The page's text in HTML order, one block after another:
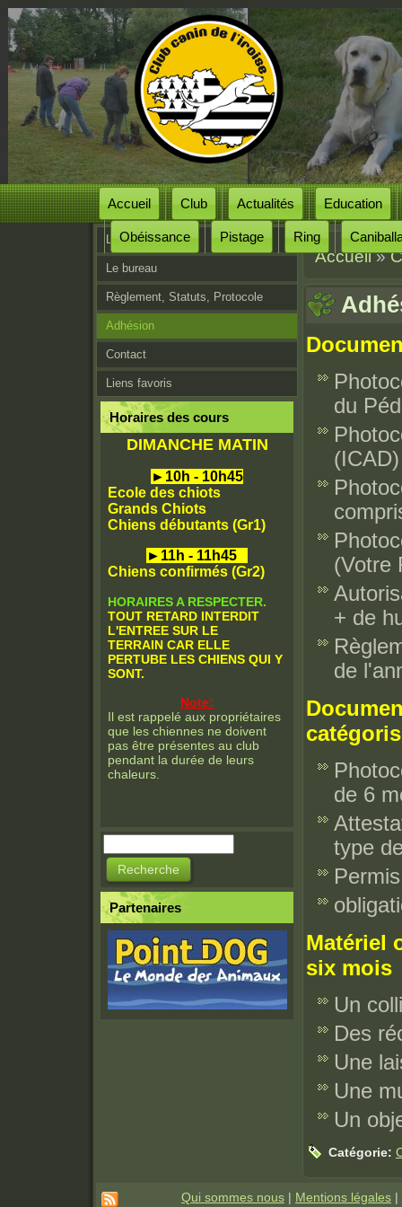
Accueil Club Actualités Education
Obéissance Pistage Ring
Le club
Le bureau
Règlement, Statuts, Protocole
Adhésion
Contact
Liens favoris
Horaires des cours
DIMANCHE MATIN
► 10h - 10h45
Ecole des chiots
Grands Chiots
Chiens débutants (Gr1)
► 11h - 11h45
Chiens confirmés (Gr2)
HORAIRES A RESPECTER.
TOUT RETARD INTERDIT
L'ENTREE SUR LE
TERRAIN CAR ELLE
PERTUBE LES CHIENS QUI Y
SONT.
Note:
Il est rappelé aux propriétaires
que les chiennes ne doivent
pas être présentes au club
pendant la durée de leurs
chaleurs.
Formulaire de
recherche
Partenaires
Vous
Accueil»
du
(ICAD)
(Votre
+ de
de
de 6
type
Matériel
six mois
Un
Des
Une
Une
Un
Catégorie:
Qui sommes nous | Mentions légales |